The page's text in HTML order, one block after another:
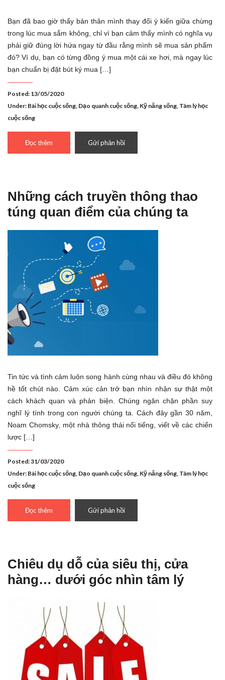
Bạn đã bao giờ thấy bản thân mình thay đổi ý kiến giữa chừng
trong lúc mua sắm không, chỉ vì bạn cảm thấy mình có nghĩa vụ
phải giữ đúng lời hứa ngay từ đầu rằng mình sẽ mua sản phẩm
đó? Ví dụ, bạn có từng đồng ý mua một cái xe hơi, mà ngay lúc
bạn chuẩn bị đặt bút ký mua […]
Posted: 13/05/2020
Under: Bài học cuộc sống, Dạo quanh cuộc sống, Kỹ năng sống, Tâm lý học
cuộc sống
Đọc thêm Gửi phản hồi
Những cách truyền thông thao
túng quan điểm của chúng ta
Tin tức và tình cảm luôn song hành cùng nhau và điều đó không
hề tốt chút nào. Cảm xúc cản trở bạn nhìn nhận sự thật một
cách khách quan và phản biện. Chúng ngăn chặn phần suy
nghĩ lý tính trong con người chúng ta. Cách đây gần 30 năm,
Noam Chomsky, một nhà thông thái nổi tiếng, viết về các chiến
lược […]
Posted: 31/03/2020
Under: Bài học cuộc sống, Dạo quanh cuộc sống, Kỹ năng sống, Tâm lý học
cuộc sống
Đọc thêm Gửi phản hồi
Chiêu dụ dỗ của siêu thị, cửa
hàng… dưới góc nhìn tâm lý